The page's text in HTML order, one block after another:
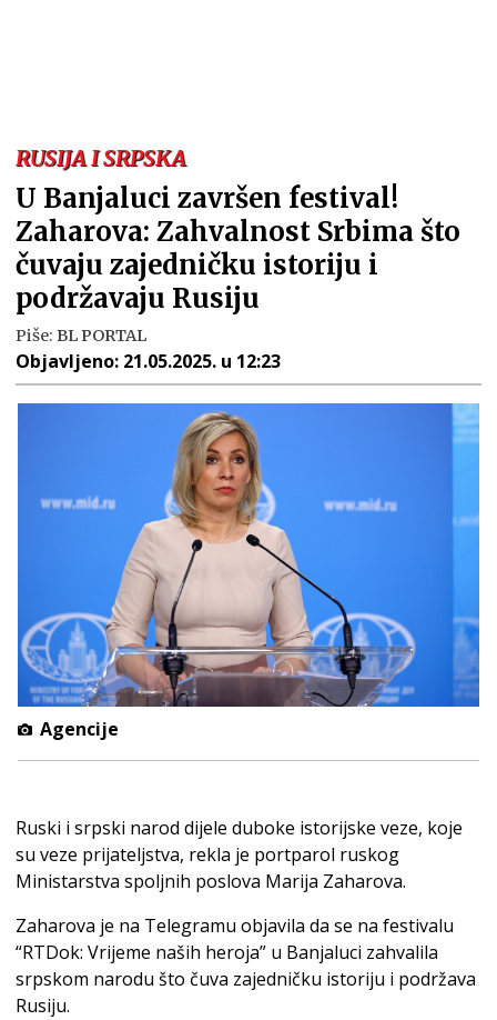
RUSIJA I SRPSKA
U Banjaluci završen festival!
Zaharova: Zahvalnost Srbima što
čuvaju zajedničku istoriju i
podržavaju Rusiju
Piše: BL PORTAL
Objavljeno: 21.05.2025. u 12:23
Agencije
Ruski i srpski narod dijele duboke istorijske veze, koje
su veze prijateljstva, rekla je portparol ruskog
Ministarstva spoljnih poslova Marija Zaharova.
Zaharova je na Telegramu objavila da se na festivalu
“RTDok: Vrijeme naših heroja” u Banjaluci zahvalila
srpskom narodu što čuva zajedničku istoriju i podržava
Rusiju.